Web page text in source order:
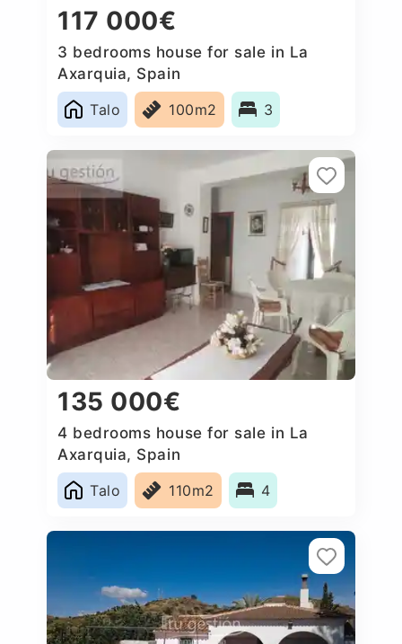
117 000€
3 bedrooms house for sale in La
Axarquia, Spain
Talo
100m2 3
135 000€
4 bedrooms house for sale in La
Axarquia, Spain
Talo
110m2 4